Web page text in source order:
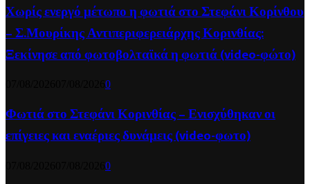
Χωρίς ενεργό μέτωπο η φωτιά στο Στεφάνι Κορίνθου
– Σ.Μουρίκης Αντιπεριφερειάρχης Κορινθίας:
Ξεκίνησε από φωτοβολταϊκά η φωτιά (video-φώτο)
0
Φωτιά στο Στεφάνι Κορινθίας – Ενισχύθηκαν οι
επίγειες και εναέριες δυνάμεις (video-φωτο)
0